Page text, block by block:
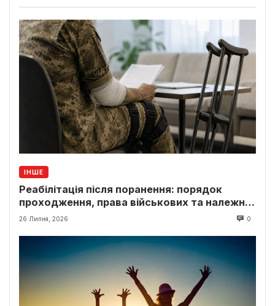
ІНШЕ
Реабілітація після поранення: порядок
проходження, права військових та належні
виплати
26 Липня, 2026 0